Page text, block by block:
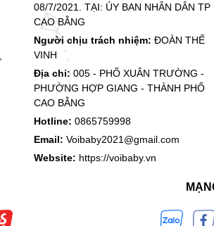
08/7/2021. TẠI: ỦY BAN NHÂN DÂN TP
CAO BẰNG
Người chịu trách nhiệm: ĐOÀN THẾ
VINH
Địa chỉ: 005 - PHỐ XUÂN TRƯỜNG -
PHƯỜNG HỢP GIANG - THÀNH PHỐ
CAO BẰNG
Hotline: 0865759998
Email: Voibaby2021@gmail.com
Website: https://voibaby.vn